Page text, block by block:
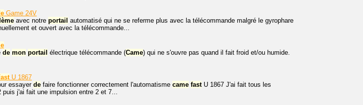
Game 24V
avec notre portail automatisé qui ne se referme plus avec la télécommande malgré le gyrophare
et ouvert avec la télécommande...
de mon portail électrique télécommande (Came) qui ne s'ouvre pas quand il fait froid et/ou humide.
U 1867
essayerde faire fonctionner correctement l'automatisme came fastU 1867 J'ai fait tous les
j'ai fait une impulsion entre 2 et 7...